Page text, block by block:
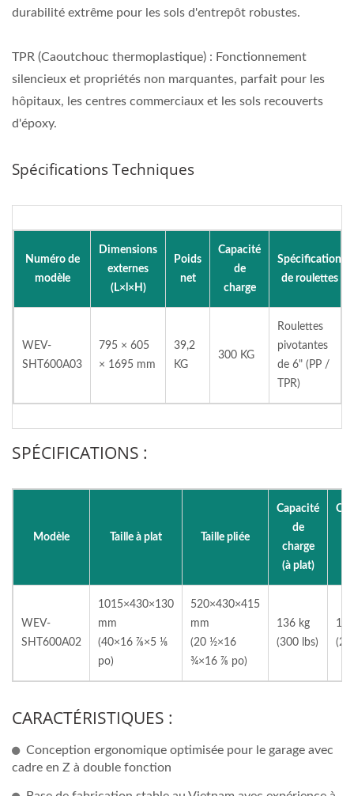
durabilité extrême pour les sols d'entrepôt robustes.
TPR (Caoutchouc thermoplastique) : Fonctionnement
silencieux et propriétés non marquantes, parfait pour les
hôpitaux, les centres commerciaux et les sols recouverts
d'époxy.
Spécifications Techniques
Numéro de
modèle
Dimensions
externes
(L×l×H)
Poids
net
Capacité
de
charge
Spécification
de roulettes
WEV-
SHT600A03
795 × 605
× 1695 mm
39,2
KG
300 KG
Roulettes
pivotantes
de 6" (PP /
TPR)
SPÉCIFICATIONS :
Modèle Taille à plat Taille pliée
Capacité
de
charge
(à plat)
WEV-
SHT600A02
1015×430×130
mm
(40×16 ⅞×5 ⅛
po)
520×430×415
mm
(20 ½×16
¾×16 ⅞ po)
136 kg
(300 lbs)
CARACTÉRISTIQUES :
Conception ergonomique optimisée pour le garage avec
cadre en Z à double fonction